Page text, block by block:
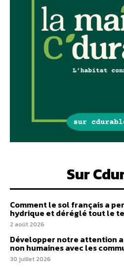
Sur
Comment le sol français a
hydrique et déréglé tout le
2 août 2026
Développer notre attention
non humaines avec les
30 juillet 2026